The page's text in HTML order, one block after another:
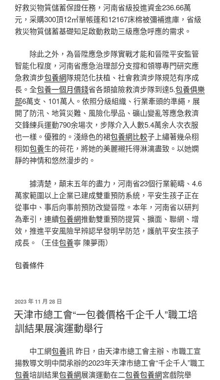
好救災物質儲蓄保證任務，河南省級投進資金236.66萬
元，采購300頂12㎡單帳篷和12167床棉被彌補進庫，省級
救災物質儲蓄基礎知足啟動救助三級應急呼應的需求。
除此之外，為晉陞應急步隊實戰才能和晉陞平安監管
智能化程度，河南省應急治理部分支撐和領導專門研究應
急救濟步包養網隊規范化扶植、社會救濟步隊規范有序成
長。全包養一個月價錢省各類搶險救濟步隊到達5.包養俱樂
部6萬支、101萬人。依照分級組織、行業牽頭的準繩，展
開了防汛、地質災難、風險化學品、礦山變亂等應急救濟
交鋒練兵運動790余場次，步隊介入人數5.4萬余人次衣服
也一樣。優雅的。淺綠色的裙包養網比較子上繡著幾朵栩
栩如包養生的荷花，將她的美麗襯托得淋漓盡致。以她嫻
靜的神情和悠然漫步的。
據清楚，顛末五年的盡力，河南省23個行業範疇、4.6
萬家範圍以上企業已建成雙重預防系統，平安生孩子正在
從事中、事后向事前預防改變晉陞。本年，河南省以研判
為牽引，連續包養網推動雙重預防提質、擴面、聯網、增
效，推進平安風險早辨認早發明早防范，護航平安生孩子
成長。（王佳包養寧 陳夢雨）
包養條件
發
佈
於
2023 年 11 月 28 日
天津市總工會“一包養價格千企千人”職工培
訓結果展演運動舉行
中工網包養訊 昨日，由天津市總工會主辦、市職工宣
揚教導文明中間承辦的2023年天津市總工會“千企千人”職工
包養培訓結果包養網展演運動在二包養包養網宮戲院舉